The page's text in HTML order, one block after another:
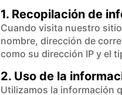
1. Recopilación de
Cuando visita nuestro
nombre, dirección de
como su dirección IP y el
2. Uso de la
Utilizamos la información